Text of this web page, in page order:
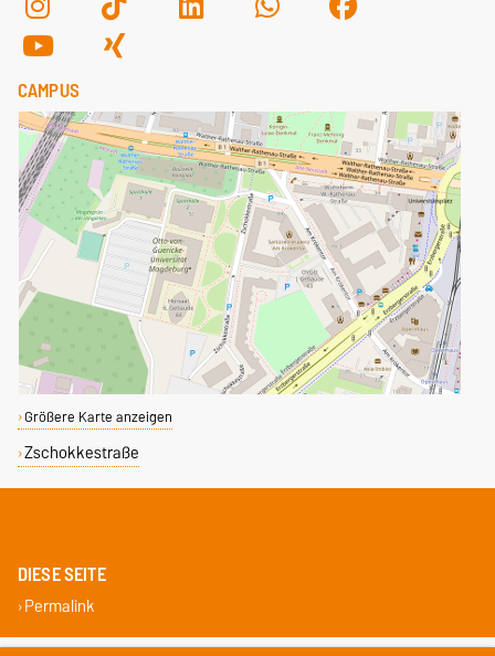
CAMPUS
Größere Karte anzeigen
Zschokkestraße
DIESE SEITE
Permalink